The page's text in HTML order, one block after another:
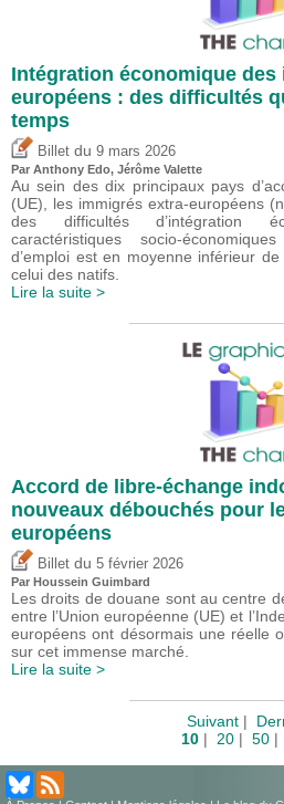
Intégration économique des
européens : des difficultés
temps
Billet du 9 mars 2026
Par Anthony Edo, Jérôme Valette
Au sein des dix principaux pays
(UE), les immigrés extra-européens
des difficultés d’intégration
caractéristiques socio-
d’emploi est en moyenne inférieur
celui des natifs.
Lire la suite >
Accord de libre-échange
nouveaux débouchés pour
européens
Billet du 5 février 2026
Par Houssein Guimbard
Les droits de douane sont au centre
entre l’Union européenne (UE) et
européens ont désormais une réelle
sur cet immense marché.
Lire la suite >
Suivant |
10 | 20 | 50 |